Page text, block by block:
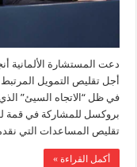
دعت المستشارة الألمانية
أجل تقليص التمويل المرتبط
في ظل “الاتجاه السيئ”
بروكسل للمشاركة في قمة
تقليص المساعدات التي
أكمل القراءة »